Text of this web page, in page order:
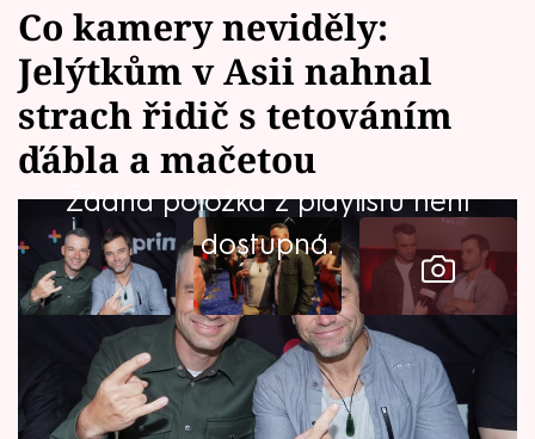
Témata
Celebrity
Vztahy
Seriály
Horoskopy
Sledujte prima+
Co kamery neviděly:
Jelýtkům v Asii nahnal
strach řidič s tetováním
ďábla a mačetou
Žádná položka z playlistu není
dostupná.
V první řadě cestovatelské reality show čelily
soutěžní dvojice mnoha výzvám. Ať už šlo o